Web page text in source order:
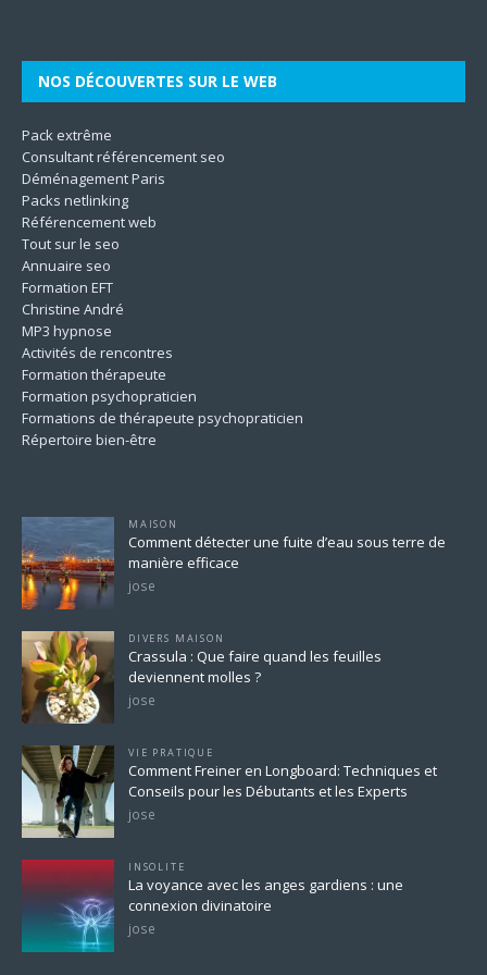
NOS DÉCOUVERTES SUR LE WEB
Pack extrême
Consultant référencement seo
Déménagement Paris
Packs netlinking
Référencement web
Tout sur le seo
Annuaire seo
Formation EFT
Christine André
MP3 hypnose
Activités de rencontres
Formation thérapeute
Formation psychopraticien
Formations de thérapeute psychopraticien
Répertoire bien-être
MAISON
Comment détecter une fuite d’eau sous terre de
manière efficace
jose
DIVERS MAISON
Crassula : Que faire quand les feuilles
deviennent molles ?
jose
VIE PRATIQUE
Comment Freiner en Longboard: Techniques et
Conseils pour les Débutants et les Experts
jose
INSOLITE
La voyance avec les anges gardiens : une
connexion divinatoire
jose